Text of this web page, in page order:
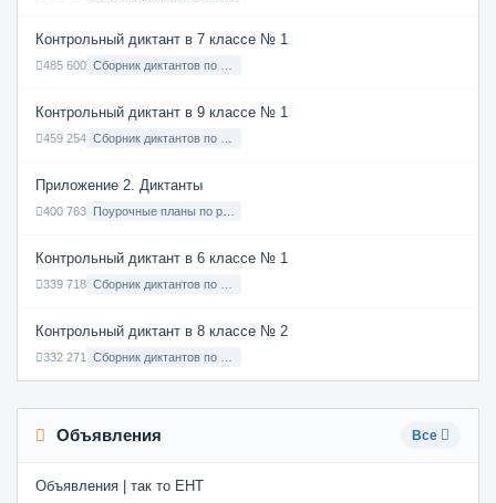
Контрольный диктант в 7 классе № 1
485 600
Контрольный диктант в 9 классе № 1
459 254
Приложение 2. Диктанты
400 763
Контрольный диктант в 6 классе № 1
339 718
Контрольный диктант в 8 классе № 2
332 271
Объявления Все
Объявления | так то ЕНТ